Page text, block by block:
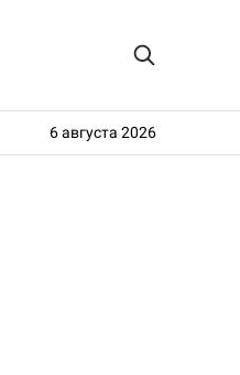
6 августа 2026